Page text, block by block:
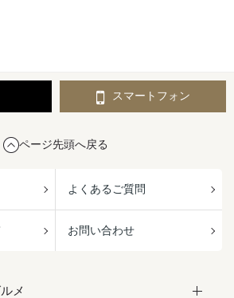
スマートフォン
ページ先頭へ戻る
よくあるご質問
お問い合わせ
メ